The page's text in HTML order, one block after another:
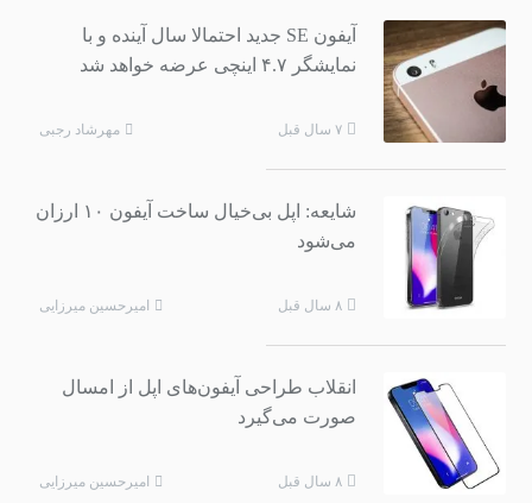
آیفون SE جدید احتمالا سال آینده و با
نمایشگر ۴.۷ اینچی عرضه خواهد شد
۷ سال قبل مهرشاد رجبی
شایعه: اپل بی‌خیال ساخت آیفون ۱۰ ارزان
می‌شود
۸ سال قبل امیرحسین میرزایی
انقلاب طراحی آیفون‌های اپل از امسال
صورت می‌گیرد
۸ سال قبل امیرحسین میرزایی